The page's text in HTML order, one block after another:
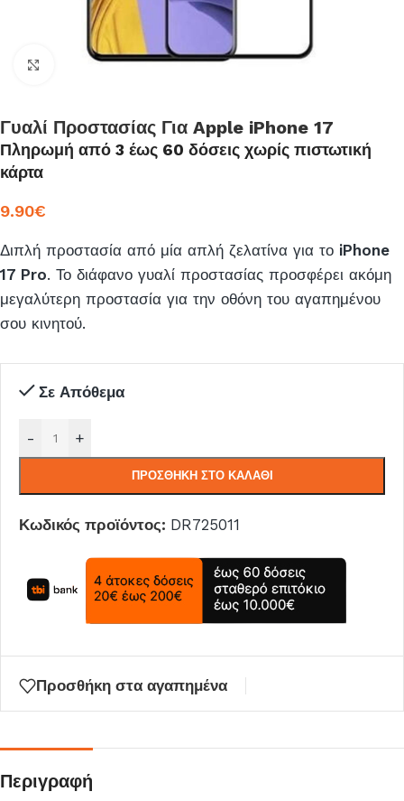
Click to enlarge
Γυαλί Προστασίας Για Apple iPhone 17
Πληρωμή από 3 έως 60 δόσεις χωρίς πιστωτική
κάρτα
9.90€
Διπλή προστασία από μία απλή ζελατίνα για το iPhone
17 Pro. Το διάφανο γυαλί προστασίας προσφέρει ακόμη
μεγαλύτερη προστασία για την οθόνη του αγαπημένου
σου κινητού.
Σε Απόθεμα
- +
ΠΡΟΣΘΉΚΗ ΣΤΟ ΚΑΛΆΘΙ
Κωδικός προϊόντος: DR725011
Προσθήκη στα αγαπημένα
Περιγραφή